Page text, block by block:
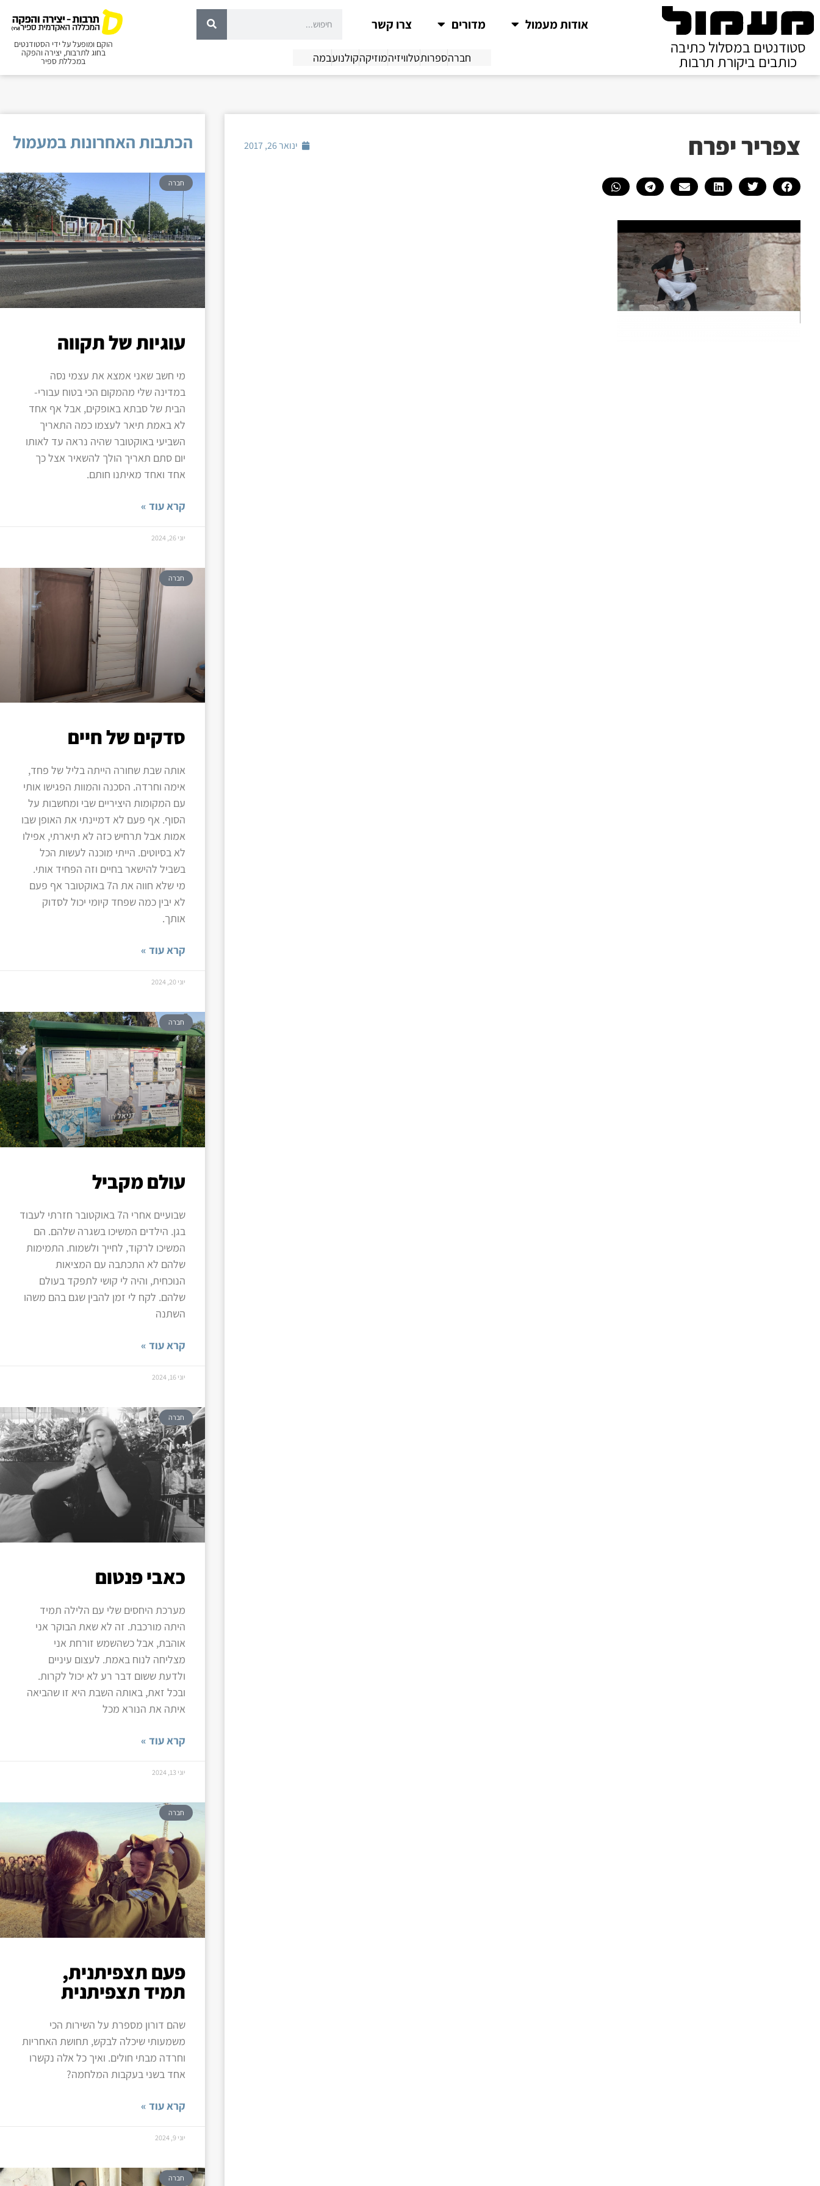
סטודנטים במסלול כתיבה
כותבים ביקורת תרבות
אודות מעמול מדורים צרו קשר
חברהספרותטלוויזיהמוזיקהקולנועבמה
הוקם ומופעל על ידי הסטודנטים
בחוג לתרבות, יצירה והפקה
במכללת ספיר
צפריר יפרח ינואר 26, 2017 הכתבות האחרונות במעמול
חברה
עוגיות של תקווה
מי חשב שאני אמצא את עצמי נסה
במדינה שלי מהמקום הכי בטוח עבורי-
הבית של סבתא באופקים, אבל אף אחד
לא באמת תיאר לעצמו כמה התאריך
השביעי באוקטובר שהיה נראה עד לאותו
יום סתם תאריך הולך להשאיר אצל כך
אחד ואחד מאיתנו חותם.
קרא עוד »
יוני 26, 2024
חברה
סדקים של חיים
אותה שבת שחורה הייתה בליל של פחד,
אימה וחרדה. הסכנה והמוות הפגישו אותי
עם המקומות היציריים שבי ומחשבות על
הסוף. אף פעם לא דמיינתי את האופן שבו
אמות אבל תרחיש כזה לא תיארתי, אפילו
לא בסיוטים. הייתי מוכנה לעשות הכל
בשביל להישאר בחיים וזה הפחיד אותי.
מי שלא חווה את ה7 באוקטובר אף פעם
לא יבין כמה שפחד קיומי יכול לסדוק
אותך.
קרא עוד »
יוני 20, 2024
חברה
עולם מקביל
שבועיים אחרי ה7 באוקטובר חזרתי לעבוד
בגן. הילדים המשיכו בשגרה שלהם. הם
המשיכו לרקוד, לחייך ולשמוח. התמימות
שלהם לא התכתבה עם המציאות
הנוכחית, והיה לי קושי לתפקד בעולם
שלהם. לקח לי זמן להבין שגם בהם משהו
השתנה
קרא עוד »
יוני 16, 2024
חברה
כאבי פנטום
מערכת היחסים שלי עם הלילה תמיד
היתה מורכבת. זה לא שאת הבוקר אני
אוהבת, אבל כשהשמש זורחת אני
מצליחה לנוח באמת. לעצום עיניים
ולדעת ששום דבר רע לא יכול לקרות.
ובכל זאת, באותה השבת היא זו שהביאה
איתה את הנורא מכל
קרא עוד »
יוני 13, 2024
חברה
פעם תצפיתנית,
תמיד תצפיתנית
שהם דורון מספרת על השירות הכי
משמעותי שיכלה לבקש, תחושת האחריות
וחרדה מבתי חולים. ואיך כל אלה נקשרו
אחד בשני בעקבות המלחמה?
קרא עוד »
יוני 9, 2024
חברה